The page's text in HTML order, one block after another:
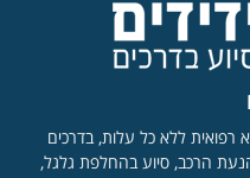
רפואית ללא כל עלות, בדרכים
הרכב, סיוע בהחלפת גלגל,